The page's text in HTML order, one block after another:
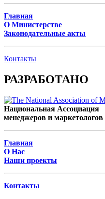
Главная
О Министерстве
Законодательные акты
Контакты
РАЗРАБОТАНО
Национальная Ассоциация
менеджеров и маркетологов
Главная
О Нас
Наши проекты
Контакты